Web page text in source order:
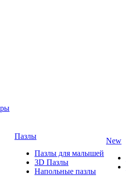
Пазлы
Пазлы для малышей
3D Пазлы
Напольные пазлы
New